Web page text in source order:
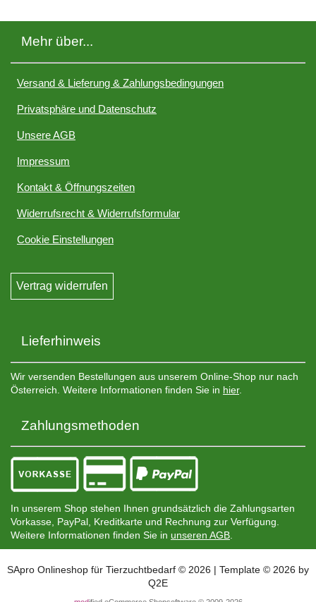
Mehr über...
Versand & Lieferung & Zahlungsbedingungen
Privatsphäre und Datenschutz
Unsere AGB
Impressum
Kontakt & Öffnungszeiten
Widerrufsrecht & Widerrufsformular
Cookie Einstellungen
Vertrag widerrufen
Lieferhinweis
Wir versenden Bestellungen aus unserem Online-Shop nur nach
Österreich. Weitere Informationen finden Sie in hier.
Zahlungsmethoden
In unserem Shop stehen Ihnen grundsätzlich die Zahlungsarten
Vorkasse, PayPal, Kreditkarte und Rechnung zur Verfügung.
Weitere Informationen finden Sie in unseren AGB
SApro Onlineshop für Tierzuchtbedarf © 2026 | Template © 2026 by
Q2E